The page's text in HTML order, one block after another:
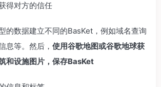
得对方的信任
的数据建立不同的BasKet，例如域名查询
息等。然后， 使用谷歌地图或谷歌地球获
和设施图片，保存BasKet